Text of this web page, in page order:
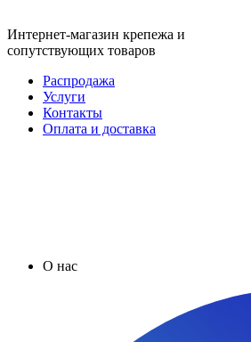
Интернет-магазин крепежа и
сопутствующих товаров
Распродажа
Услуги
Контакты
Оплата и доставка
О нас